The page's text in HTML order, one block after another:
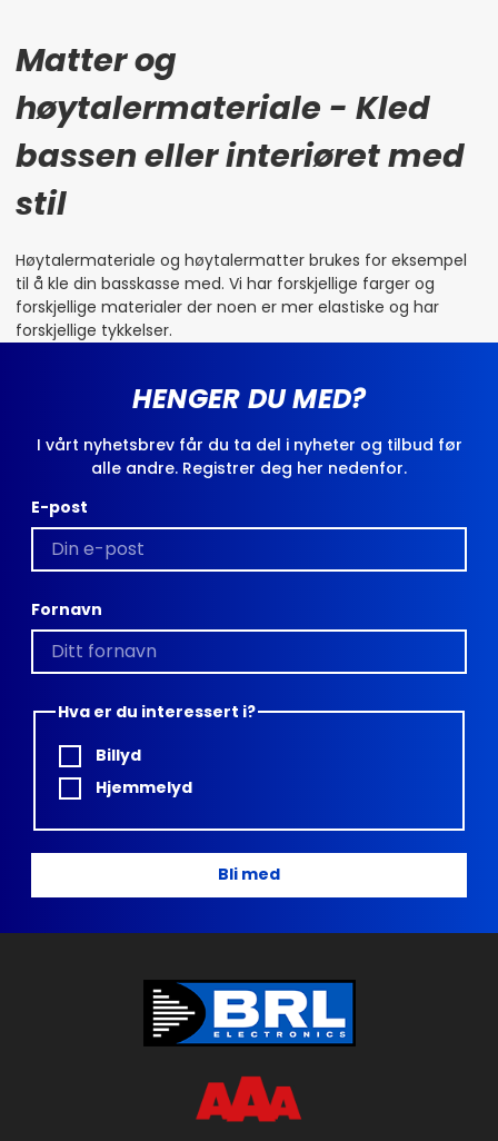
Matter og
høytalermateriale - Kled
bassen eller interiøret med
stil
Høytalermateriale og høytalermatter brukes for eksempel
til å kle din basskasse med. Vi har forskjellige farger og
forskjellige materialer der noen er mer elastiske og har
forskjellige tykkelser.
HENGER DU MED?
I vårt nyhetsbrev får du ta del i nyheter og tilbud før
alle andre. Registrer deg her nedenfor.
E-post
Fornavn
Hva er du interessert i?
Billyd
Hjemmelyd
Bli med